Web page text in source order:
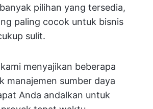
pilihan yang tersedia,
paling cocok untuk bisnis
sulit.
menyajikan beberapa
manajemen sumber daya
Anda andalkan untuk